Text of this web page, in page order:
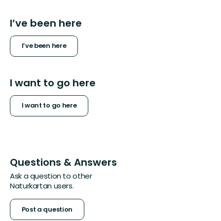
I’ve been here
I’ve been here
I want to go here
I want to go here
Questions & Answers
Ask a question to other
Naturkartan users.
Post a question